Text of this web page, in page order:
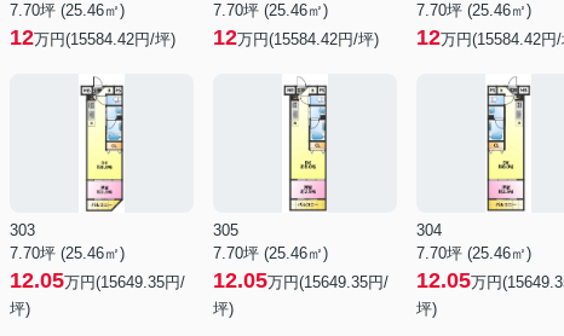
7.70坪 (25.46㎡)
12万円(15584.42円/坪)
7.70坪 (25.46㎡)
12万円(15584.42円/坪)
7.70坪 (25.46㎡)
12万円(15584.42円
303
7.70坪 (25.46㎡)
12.05万円(15649.35円/
坪)
305
7.70坪 (25.46㎡)
12.05万円(15649.35円/
坪)
304
7.70坪 (25.46㎡)
12.05万円
坪)